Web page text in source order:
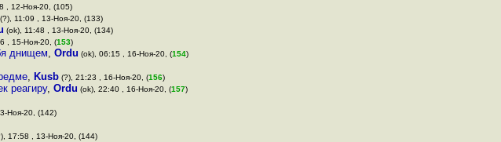
, 12-Ноя-20, (105)
(?), 11:09 , 13-Ноя-20, (133)
(ok), 11:48 , 13-Ноя-20, (134)
, 15-Ноя-20, (153)
днищем, Ordu (ok), 06:15 , 16-Ноя-20, (154)
, Kusb (?), 21:23 , 16-Ноя-20, (156)
реагиру, Ordu (ok), 22:40 , 16-Ноя-20, (157)
Ноя-20, (142)
17:58 , 13-Ноя-20, (144)